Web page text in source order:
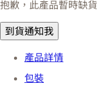
抱歉，此產品暫時缺貨
到貨通知我
產品詳情
包裝